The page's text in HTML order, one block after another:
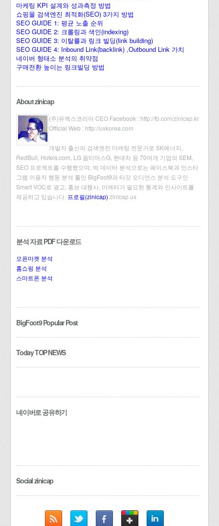
마케팅 KPI 설계와 성과측정 방법
쇼핑몰 검색엔진 최적화(SEO) 3가지 방법
SEO GUIDE 1: 평균 노출 순위
SEO GUIDE 2: 크롤링과 색인(indexing)
SEO GUIDE 3: 이탈률과 링크 빌딩(link building)
SEO GUIDE 4: Inbound Link(backlink) ,Outbound Link 가치
네이버 형태소 분석의 취약점
구매전환 높이는 링크빌딩 방법
About zinicap
(주)유엑스코리아 CEO Facebook : http://fb.com/zinicap.kr
Official Web : http://uxkorea.com
개발자 출신의 검색엔진 마케팅 전문가로 SK에너지,
RedBull, Hotels.com, LG 옵티머스G, 현대차 등 70여개 기업의 SEM,
SEO 프로젝트를 수행했으며, 빅 데이터 분석으로는 페이스북과 인스타
그램 이용자 행동 분석 툴인 BigFoot9과 타깃 오디언스 분석 도구인
Smart VOC로 광고, 홍보 대행사, 마케터가 필요한 통계와 인사이트를
제공하고 있습니다. 프로필(zinicap) zinicap ux
분석 자료 PDF 다운로드
오픈마켓 분석
홈쇼핑 분석
스마트폰 분석
BigFoot9 Popular Post
Today TOP NEWS
네이버로 공유하기
Social zinicap